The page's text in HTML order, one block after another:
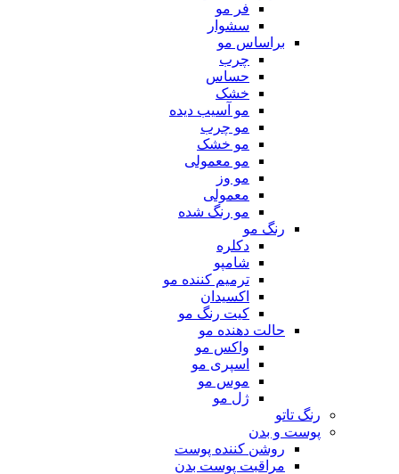
فر مو
سشوار
براساس مو
چرب
حساس
خشک
مو آسیب دیده
مو چرب
مو خشک
مو معمولی
مو وز
معمولی
مو رنگ شده
رنگ مو
دکلره
شامپو
ترمیم کننده مو
اکسیدان
کیت رنگ مو
حالت دهنده مو
واکس مو
اسپری مو
موس مو
ژل مو
رنگ تاتو
پوست و بدن
روشن کننده پوست
مراقبت پوست بدن